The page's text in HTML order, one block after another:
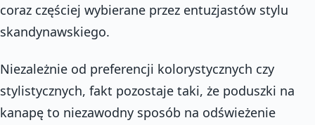
coraz częściej wybierane przez entuzjastów stylu
skandynawskiego.
Niezależnie od preferencji kolorystycznych czy
stylistycznych, fakt pozostaje taki, że poduszki na
kanapę to niezawodny sposób na odświeżenie